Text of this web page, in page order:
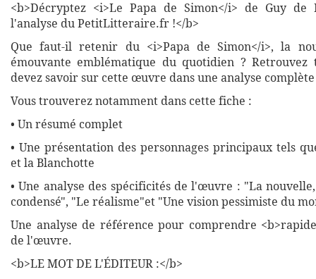
<b>Décryptez <i>Le Papa de Simon</i> de Guy de
l'analyse du PetitLitteraire.fr !</b>
Que faut-il retenir du <i>Papa de Simon</i>, la
émouvante emblématique du quotidien ? Retrouvez
devez savoir sur cette œuvre dans une analyse
Vous trouverez notamment dans cette fiche :
• Un résumé complet
• Une présentation des personnages principaux tels
et la Blanchotte
• Une analyse des spécificités de l'œuvre : "La
condensé", "Le réalisme"et "Une vision pessimiste du
Une analyse de référence pour comprendre
de l'œuvre.
<b>LE MOT DE L'ÉDITEUR :</b>